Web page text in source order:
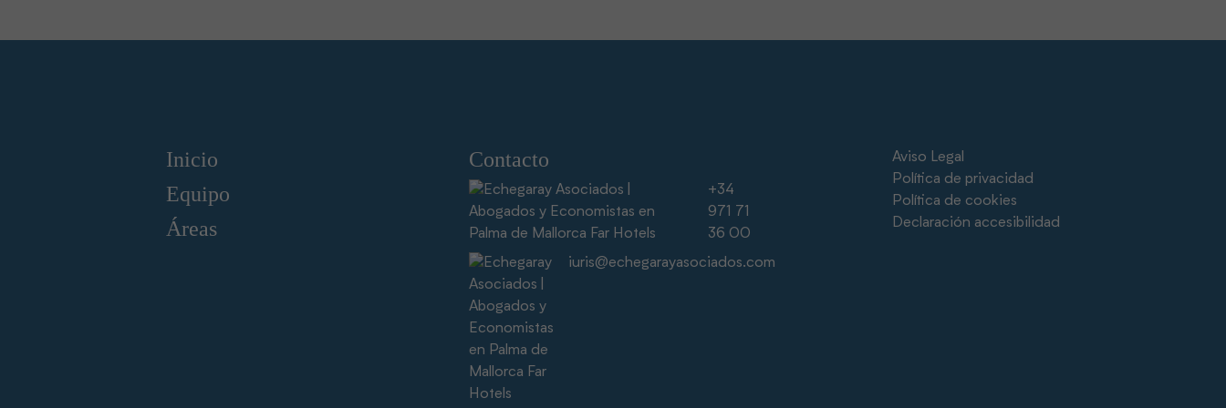
Inicio
Equipo
Áreas
Contacto
+34
971 71
36 00
iuris@echegarayasociados.com
Aviso Legal
Política de privacidad
Política de cookies
Declaración accesibilidad